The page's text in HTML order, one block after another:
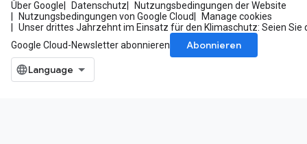
Über Google Datenschutz
Nutzungsbedingungen der Website
Nutzungsbedingungen von Google Cloud
Manage cookies
Unser drittes Jahrzehnt im Einsatz für den Klimaschutz: Seien Sie
Google Cloud-Newsletter abonnieren
Abonnieren